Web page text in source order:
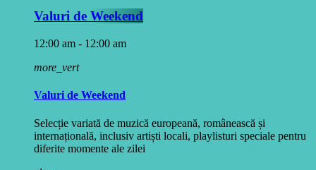
Valuri de Weekend
12:00 am - 12:00 am
more_vert
Valuri de Weekend
Selecție variată de muzică europeană, românească și
internațională, inclusiv artiști locali, playlisturi speciale pentru
diferite momente ale zilei